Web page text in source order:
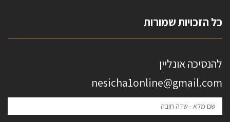
כל הזכויות שמורות
להנסיכה אונליין
nesicha1online@gmail.com